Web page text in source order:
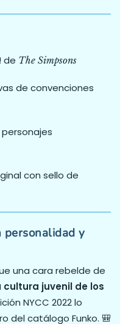
de The Simpsons
de convenciones
con sello de
personalidad y
una cara rebelde de
juvenil de los
NYCC 2022 lo
del catálogo Funko. 🎒